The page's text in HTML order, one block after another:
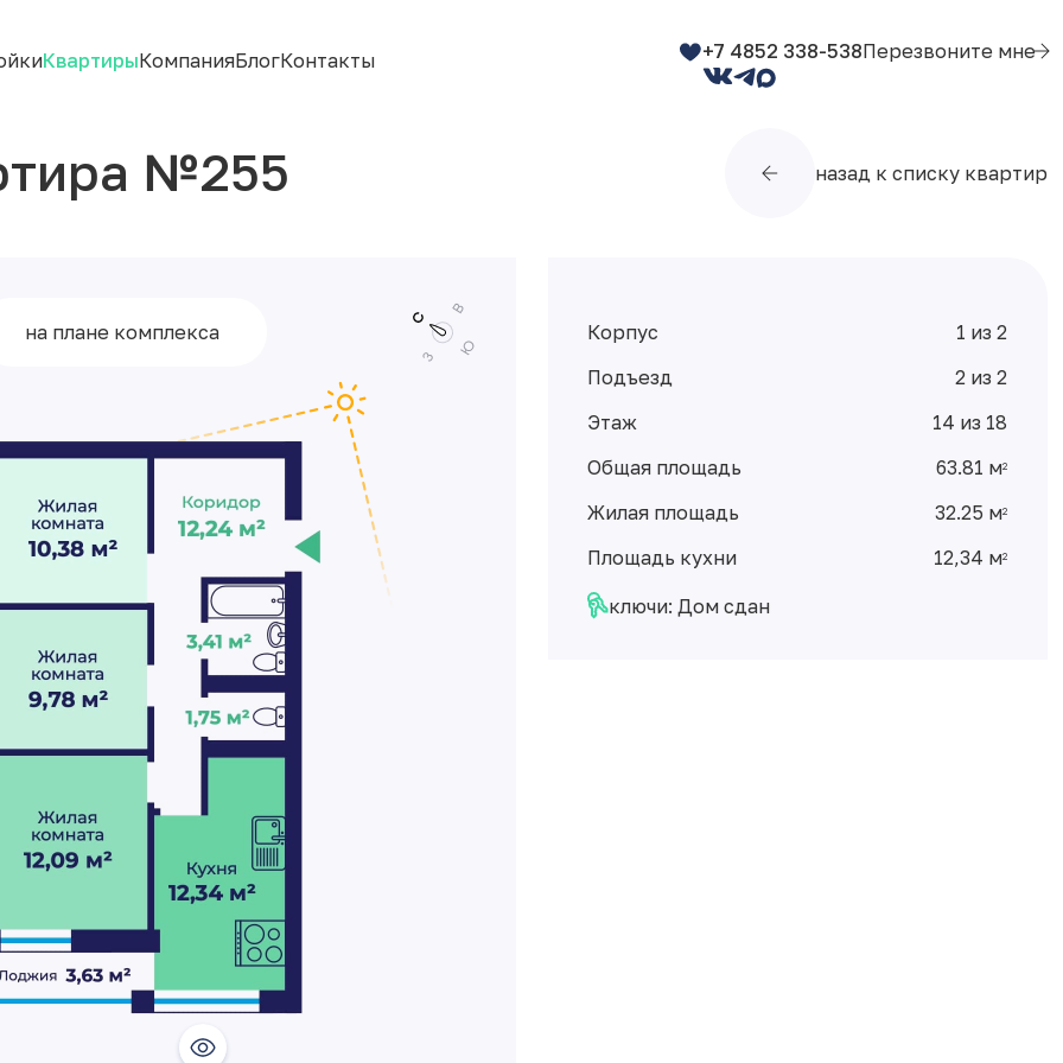
КвартирыКомпанияБлогКонтакты +7 4852 338-538Перезвоните мне
№255 назад к списку квартир
на плане комплекса Корпус
1 из 2
Подъезд
2 из 2
Этаж
14 из 18
Общая площадь
63.81 м2
Жилая площадь 32.25 м2
Площадь кухни 12,34 м2
ключи: Дом сдан